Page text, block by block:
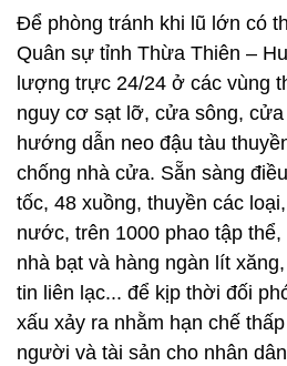
Để phòng tránh khi lũ lớn có
Quân sự tỉnh Thừa Thiên –
lượng trực 24/24 ở các vùng
nguy cơ sạt lỡ, cửa sông,
hướng dẫn neo đậu tàu
chống nhà cửa. Sẵn sàng
tốc, 48 xuồng, thuyền các
nước, trên 1000 phao tập
nhà bạt và hàng ngàn lít
tin liên lạc... để kịp thời đối
xấu xảy ra nhằm hạn chế
người và tài sản cho nhân